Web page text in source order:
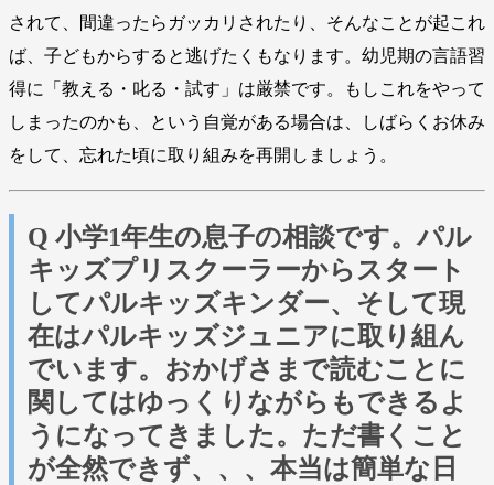
されて、間違ったらガッカリされたり、そんなことが起これ
ば、子どもからすると逃げたくもなります。幼児期の言語習
得に「教える・叱る・試す」は厳禁です。もしこれをやって
しまったのかも、という自覚がある場合は、しばらくお休み
をして、忘れた頃に取り組みを再開しましょう。
Q 小学1年生の息子の相談です。パル
キッズプリスクーラーからスタート
してパルキッズキンダー、そして現
在はパルキッズジュニアに取り組ん
でいます。おかげさまで読むことに
関してはゆっくりながらもできるよ
うになってきました。ただ書くこと
が全然できず、、、本当は簡単な日